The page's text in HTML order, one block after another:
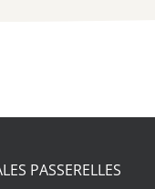
PASSERELLES